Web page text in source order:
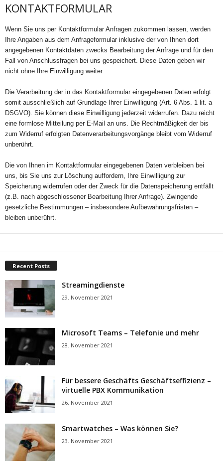
KONTAKTFORMULAR
Wenn Sie uns per Kontaktformular Anfragen zukommen lassen, werden
Ihre Angaben aus dem Anfrageformular inklusive der von Ihnen dort
angegebenen Kontaktdaten zwecks Bearbeitung der Anfrage und für den
Fall von Anschlussfragen bei uns gespeichert. Diese Daten geben wir
nicht ohne Ihre Einwilligung weiter.
Die Verarbeitung der in das Kontaktformular eingegebenen Daten erfolgt
somit ausschließlich auf Grundlage Ihrer Einwilligung (Art. 6 Abs. 1 lit. a
DSGVO). Sie können diese Einwilligung jederzeit widerrufen. Dazu reicht
eine formlose Mitteilung per E-Mail an uns. Die Rechtmäßigkeit der bis
zum Widerruf erfolgten Datenverarbeitungsvorgänge bleibt vom Widerruf
unberührt.
Die von Ihnen im Kontaktformular eingegebenen Daten verbleiben bei
uns, bis Sie uns zur Löschung auffordern, Ihre Einwilligung zur
Speicherung widerrufen oder der Zweck für die Datenspeicherung entfällt
(z.B. nach abgeschlossener Bearbeitung Ihrer Anfrage). Zwingende
gesetzliche Bestimmungen – insbesondere Aufbewahrungsfristen –
bleiben unberührt.
Recent Posts
Streamingdienste
29. November 2021
Microsoft Teams – Telefonie und mehr
28. November 2021
Für bessere Geschäfts Geschäftseffizienz –
virtuelle PBX Kommunikation
26. November 2021
Smartwatches – Was können Sie?
23. November 2021